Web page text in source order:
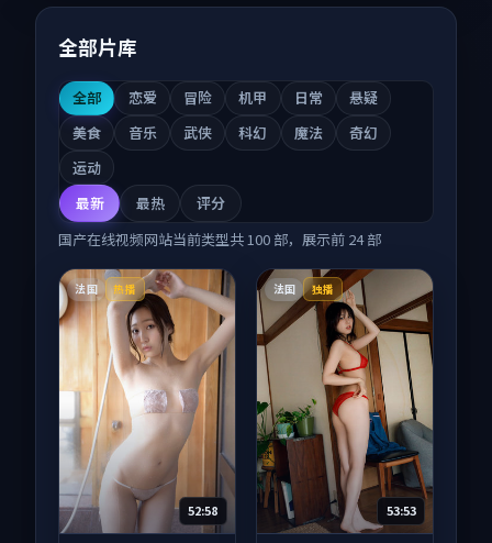
全部片库
全部 恋爱 冒险 机甲 日常
悬疑
美食
音乐 武侠 科幻 魔法
奇幻
运动
最新
最热
评分
国产在线视频网站当前类型共100 部，展示前 24部
法国 热播
52:58
法国 独播
53:53